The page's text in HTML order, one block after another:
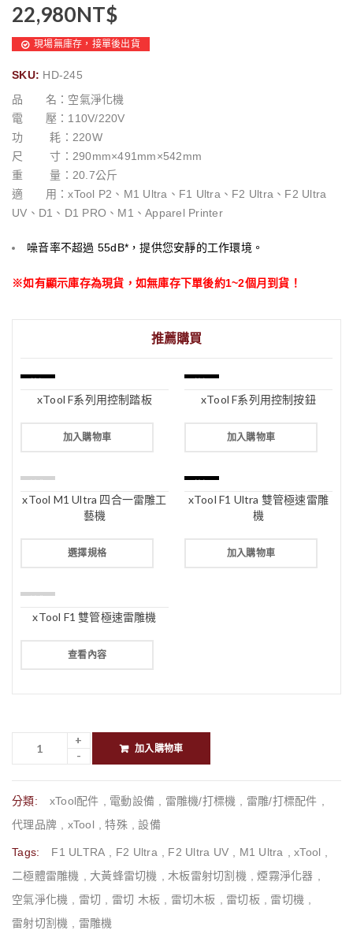
22,980NT$
現場無庫存，接單後出貨
SKU: HD-245
品 名：空氣淨化機
電 壓：110V/220V
功 耗：220W
尺 寸：290mm×491mm×542mm
重 量：20.7公斤
適 用：xTool P2、M1 Ultra、F1 Ultra、F2 Ultra、F2 Ultra
UV、D1、D1 PRO、M1、Apparel Printer
噪音率不超過 55dB*，提供您安靜的工作環境。
※如有顯示庫存為現貨，如無庫存下單後約1~2個月到貨！
推薦購買
xTool F系列用控制踏板
加入購物車
xTool F系列用控制按鈕
加入購物車
xTool M1 Ultra 四合一雷雕工
藝機
選擇規格
xTool F1 Ultra 雙管極速雷雕
機
加入購物車
xTool F1 雙管極速雷雕機
查看內容
加入購物車
分類: xTool配件 電動設備 雷雕機/打標機 雷雕/打標配件
代理品牌
xTool ,特殊 ,設備
Tags: F1 ULTRA F2 Ultra F2 Ultra UV M1 Ultra xTool
二極體雷雕機
大黃蜂雷切機 木板雷射切割機 ,煙霧淨化器
空氣淨化機
雷切 雷切 木板 雷切木板 雷切板 雷切機
雷射切割機
雷雕機